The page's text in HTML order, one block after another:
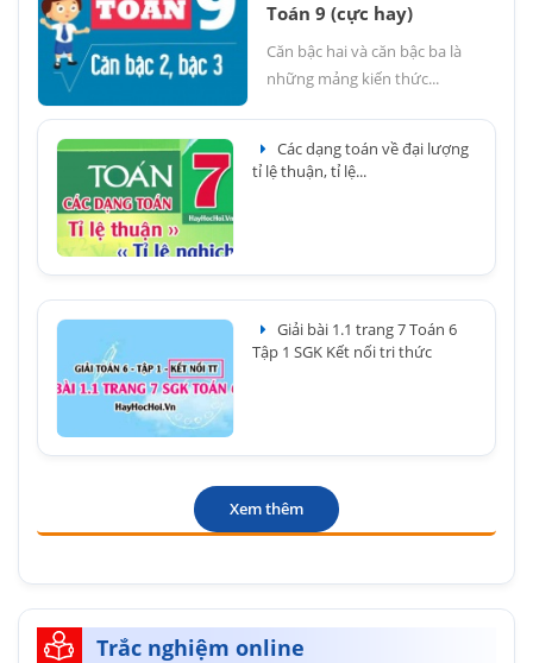
Toán 9 (cực hay)
Căn bậc hai và căn bậc ba là
những mảng kiến thức...
Các dạng toán về đại lượng
tỉ lệ thuận, tỉ lệ...
Giải bài 1.1 trang 7 Toán 6
Tập 1 SGK Kết nối tri thức
Xem thêm
Trắc nghiệm online